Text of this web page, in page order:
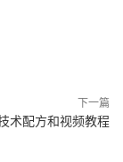
下一篇
术配方和视频教程